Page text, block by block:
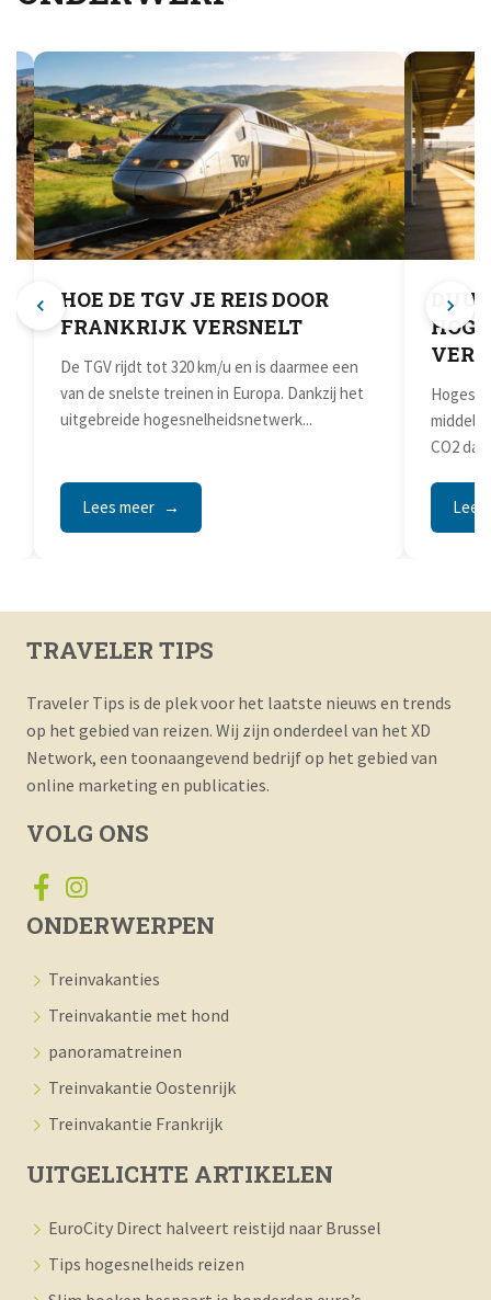
HOE DE TGV JE REIS DOOR
FRANKRIJK VERSNELT
De TGV rijdt tot 320 km/u en is daarmee een
van de snelste treinen in Europa. Dankzij het
uitgebreide hogesnelheidsnetwerk...
Lees meer
CO2
Lees
TRAVELER TIPS
Traveler Tips is de plek voor het laatste nieuws en trends
op het gebied van reizen. Wij zijn onderdeel van het XD
Network, een toonaangevend bedrijf op het gebied van
online marketing en publicaties.
VOLG ONS
ONDERWERPEN
Treinvakanties
Treinvakantie met hond
panoramatreinen
Treinvakantie Oostenrijk
Treinvakantie Frankrijk
UITGELICHTE ARTIKELEN
EuroCity Direct halveert reistijd naar Brussel
Tips hogesnelheids reizen